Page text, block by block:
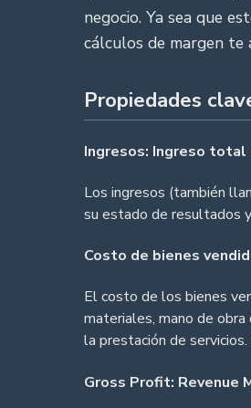
negocio. Ya sea que
cálculos de margen te
Propiedades
Ingresos: Ingreso total
Los ingresos (también
su estado de resultados
Costo de bienes
El costo de los bienes
materiales, mano de
la prestación de
Gross Profit: Revenue